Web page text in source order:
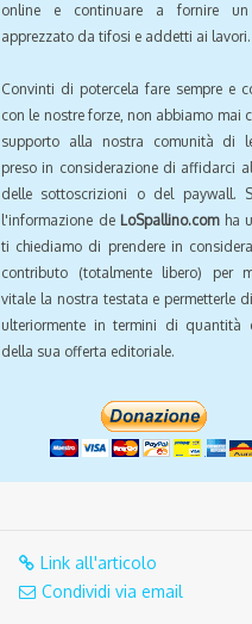
online e continuare a fornire un
apprezzato da tifosi e addetti ai lavori.
Convinti di potercela fare sempre e
con le nostre forze, non abbiamo mai
supporto alla nostra comunità di
preso in considerazione di affidarci
delle sottoscrizioni o del paywall.
l'informazione de LoSpallino.comha
ti chiediamo di prendere in
contributo (totalmente libero) per
vitale la nostra testata e permetterle
ulteriormente in termini di quantità
della sua offerta editoriale.
Link all'articolo
Condividi via email